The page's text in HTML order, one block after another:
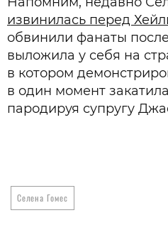
извинилась перед
обвинили фанаты после
выложила у себя на
в котором
в один момент
пародируя супругу
Селена Гомес